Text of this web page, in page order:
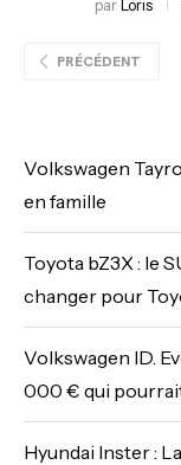
parLoris
PRÉCÉDENT
Volkswagen
en famille
Toyota bZ3X : le
changer pour
Volkswagen ID.
000 € qui
Hyundai Inster :